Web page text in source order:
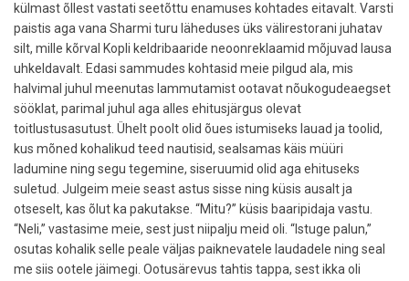
külmast õllest vastati seetõttu enamuses kohtades eitavalt. Varsti
paistis aga vana Sharmi turu läheduses üks välirestorani juhatav
silt, mille kõrval Kopli keldribaaride neoonreklaamid mõjuvad lausa
uhkeldavalt. Edasi sammudes kohtasid meie pilgud ala, mis
halvimal juhul meenutas lammutamist ootavat nõukogudeaegset
sööklat, parimal juhul aga alles ehitusjärgus olevat
toitlustusasutust. Ühelt poolt olid õues istumiseks lauad ja toolid,
kus mõned kohalikud teed nautisid, sealsamas käis müüri
ladumine ning segu tegemine, siseruumid olid aga ehituseks
suletud. Julgeim meie seast astus sisse ning küsis ausalt ja
otseselt, kas õlut ka pakutakse. “Mitu?” küsis baaripidaja vastu.
“Neli,” vastasime meie, sest just niipalju meid oli. “Istuge palun,”
osutas kohalik selle peale väljas paiknevatele laudadele ning seal
me siis ootele jäimegi. Ootusärevus tahtis tappa, sest ikka oli